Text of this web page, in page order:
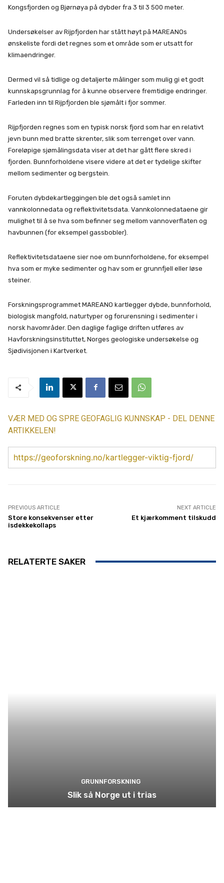
Kongsfjorden og Bjørnøya på dybder fra 3 til 3 500 meter.
Undersøkelser av Rijpfjorden har stått høyt på MAREANOs
ønskeliste fordi det regnes som et område som er utsatt for
klimaendringer.
Dermed vil så tidlige og detaljerte målinger som mulig gi et godt
kunnskapsgrunnlag for å kunne observere fremtidige endringer.
Farleden inn til Rijpfjorden ble sjømålt i fjor sommer.
Rijpfjorden regnes som en typisk norsk fjord som har en relativt
jevn bunn med bratte skrenter, slik som terrenget over vann.
Foreløpige sjømålingsdata viser at det har gått flere skred i
fjorden. Bunnforholdene visere videre at det er tydelige skifter
mellom sedimenter og bergstein.
Foruten dybdekartleggingen ble det også samlet inn
vannkolonnedata og reflektivitetsdata. Vannkolonnedataene gir
mulighet til å se hva som befinner seg mellom vannoverflaten og
havbunnen (for eksempel gassbobler).
Reflektivitetsdataene sier noe om bunnforholdene, for eksempel
hva som er myke sedimenter og hav som er grunnfjell eller løse
steiner.
Forskningsprogrammet MAREANO kartlegger dybde, bunnforhold,
biologisk mangfold, naturtyper og forurensning i sedimenter i
norsk havområder. Den daglige faglige driften utføres av
Havforskningsinstituttet, Norges geologiske undersøkelse og
Sjødivisjonen i Kartverket.
VÆR MED OG SPRE GEOFAGLIG KUNNSKAP - DEL DENNE
ARTIKKELEN!
https://geoforskning.no/kartlegger-viktig-fjord/
PREVIOUS ARTICLE
Store konsekvenser etter
isdekkekollaps
NEXT ARTICLE
Et kjærkomment tilskudd
RELATERTE SAKER
GRUNNFORSKNING
Slik så Norge ut i trias